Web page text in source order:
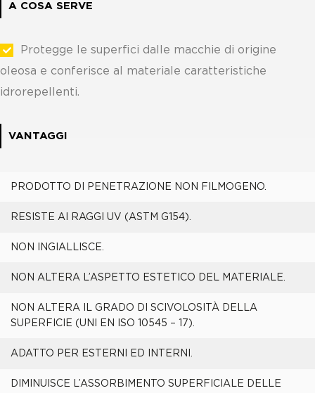
A COSA SERVE
Protegge le superfici dalle macchie di origine
oleosa e conferisce al materiale caratteristiche
idrorepellenti.
VANTAGGI
PRODOTTO DI PENETRAZIONE NON FILMOGENO.
RESISTE AI RAGGI UV (ASTM G154).
NON INGIALLISCE.
NON ALTERA L’ASPETTO ESTETICO DEL MATERIALE.
NON ALTERA IL GRADO DI SCIVOLOSITÀ DELLA
SUPERFICIE (UNI EN ISO 10545 – 17).
ADATTO PER ESTERNI ED INTERNI.
DIMINUISCE L’ASSORBIMENTO SUPERFICIALE DELLE